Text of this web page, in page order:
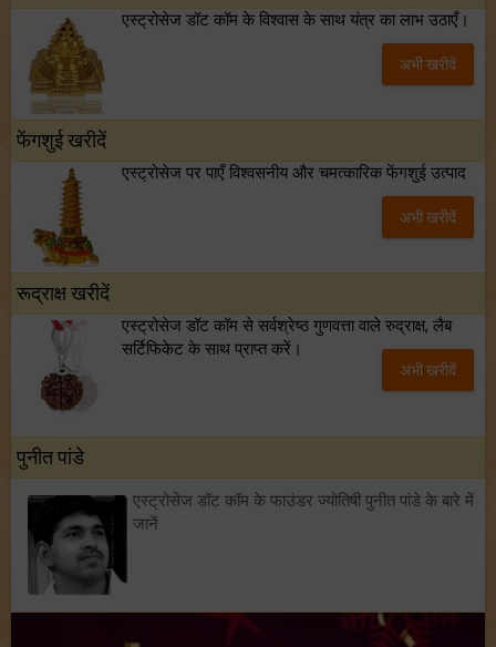
एस्ट्रोसेज डॉट कॉम के विश्वास के साथ यंत्र का लाभ उठाएँ।
अभी खरीदें
फेंगशुई खरीदें
एस्ट्रोसेज पर पाएँ विश्वसनीय और चमत्कारिक फेंगशुई उत्पाद
अभी खरीदें
रूद्राक्ष खरीदें
एस्ट्रोसेज डॉट कॉम से सर्वश्रेष्ठ गुणवत्ता वाले रुद्राक्ष, लैब
सर्टिफिकेट के साथ प्राप्त करें।
अभी खरीदें
पुनीत पांडे
एस्ट्रोसेज डॉट कॉम के फाउंडर ज्योतिषी पुनीत पांडे के बारे में
जानें